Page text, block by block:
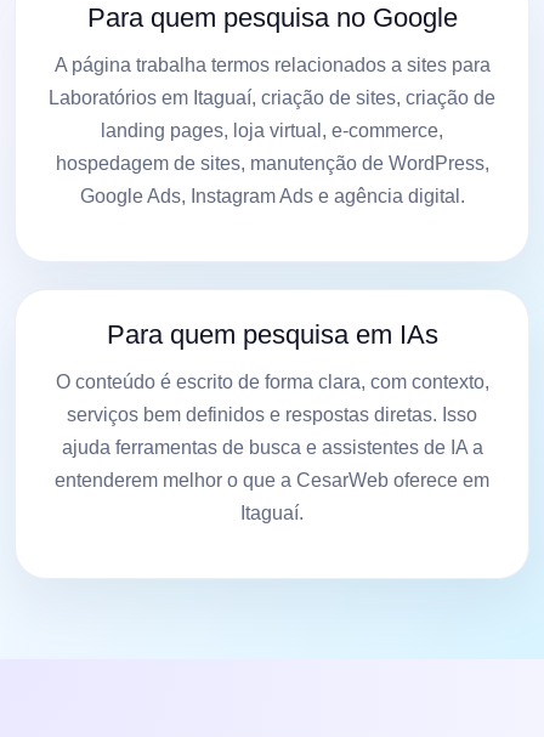
Para quem pesquisa no Google
A página trabalha termos relacionados a sites para
Laboratórios em Itaguaí, criação de sites, criação de
landing pages, loja virtual, e-commerce,
hospedagem de sites, manutenção de WordPress,
Google Ads, Instagram Ads e agência digital.
Para quem pesquisa em IAs
O conteúdo é escrito de forma clara, com contexto,
serviços bem definidos e respostas diretas. Isso
ajuda ferramentas de busca e assistentes de IA a
entenderem melhor o que a CesarWeb oferece em
Itaguaí.